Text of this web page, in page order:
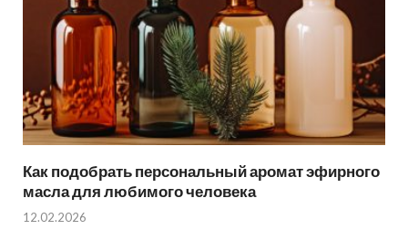
Как подобрать персональный аромат эфирного
масла для любимого человека
12.02.2026